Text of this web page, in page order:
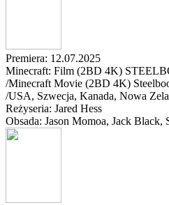
Premiera: 12.07.2025
Minecraft: Film (2BD 4K)
/Minecraft Movie (2BD 4K)
/USA, Szwecja, Kanada, Nowa
Reżyseria: Jared Hess
Obsada: Jason Momoa, Jack Black,